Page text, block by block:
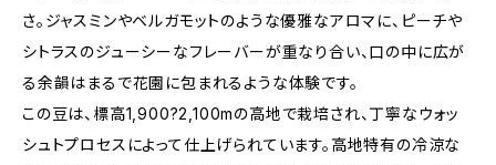
さ。ジャスミンやベルガモットのような優雅なアロマに、ピーチや
シトラスのジューシーなフレーバーが重なり合い、口の中に広が
る余韻はまるで花園に包まれるような体験です。
この豆は、標高1,900?2,100mの高地で栽培され、丁寧なウォッ
シュトプロセスによって仕上げられています。高地特有の冷涼な